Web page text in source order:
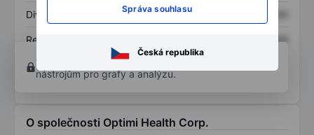
Správa souhlasu
Česká republika
Dividenda na akcii XXXXXXX
Rentabilita kapitálu
XXXXXXX
Otevřete si účeta získejte přístup k pokročilým
nástrojům pro grafy a analýzu.
O společnosti Optimi Health Corp.